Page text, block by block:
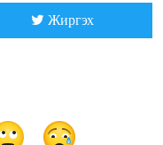
Жиргэх